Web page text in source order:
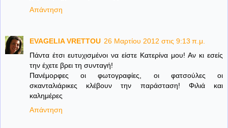
Απάντηση
EVAGELIA VRETTOU 26 Μαρτίου 2012 στις 9:13 π.μ.
Πάντα έτσι ευτυχισμένοι να είστε Κατερίνα μου! Αν κι εσείς
την έχετε βρει τη συνταγή!
Πανέμορφες οι φωτογραφίες, οι φατσούλες οι
σκανταλιάρικες κλέβουν την παράσταση! Φιλιά και
καλημέρες
Απάντηση